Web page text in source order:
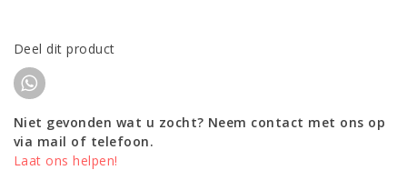
Deel dit product
Niet gevonden wat u zocht? Neem contact met ons op
via mail of telefoon.
Laat ons helpen!